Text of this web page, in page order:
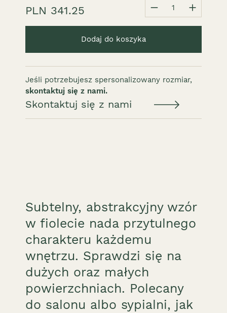
PLN 341.25 1
Dodaj do koszyka
Jeśli potrzebujesz spersonalizowany rozmiar,
skontaktuj się z nami.
Skontaktuj się z nami
Subtelny, abstrakcyjny wzór
w fiolecie nada przytulnego
charakteru każdemu
wnętrzu. Sprawdzi się na
dużych oraz małych
powierzchniach. Polecany
do salonu albo sypialni, jak